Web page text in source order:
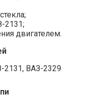
2131;
двигателем.